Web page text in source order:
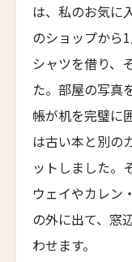
ザ・ジョージ
The George
アイヒャルト・
Eichardt's Private
ベイ・オブ・メ
Bay of Many Coves
ナウミ・ホテル
Naumi Hotel
ワアレリゾート
Wa Ale Resort
は、私のお気に
のショップから
シャツを借り、
た。部屋の写真
帳が机を完璧に
は古い本と別の
ットしました。
ウェイやカレン
の外に出て、窓
わせます。